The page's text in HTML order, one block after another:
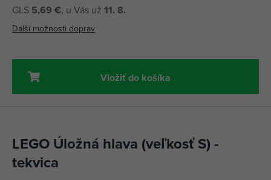
GLS 5,69 €, u Vás už 11. 8.
Další možnosti doprav
Vložiť do košíka
LEGO Úložná hlava (veľkosť S) -
tekvica